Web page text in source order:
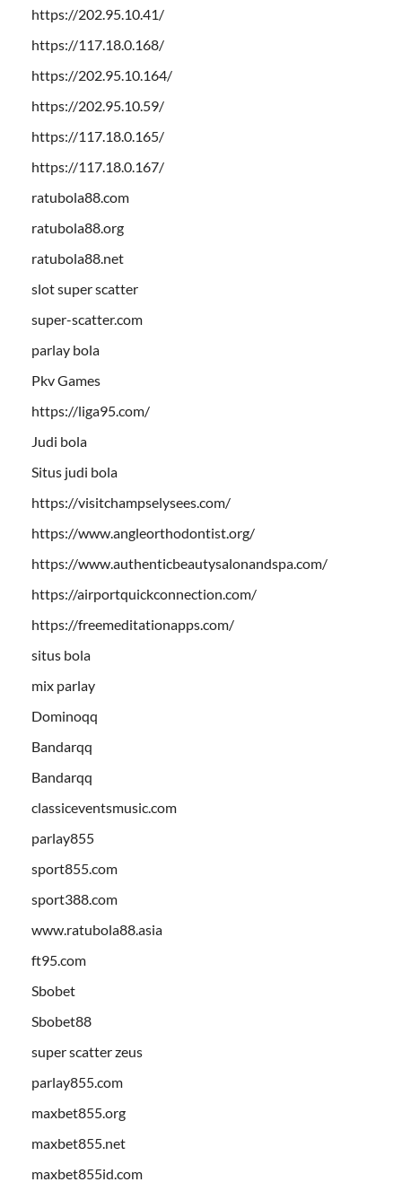
https://202.95.10.41/
https://117.18.0.168/
https://202.95.10.164/
https://202.95.10.59/
https://117.18.0.165/
https://117.18.0.167/
ratubola88.com
ratubola88.org
ratubola88.net
slot super scatter
super-scatter.com
parlay bola
Pkv Games
https://liga95.com/
Judi bola
Situs judi bola
https://visitchampselysees.com/
https://www.angleorthodontist.org/
https://www.authenticbeautysalonandspa.com/
https://airportquickconnection.com/
https://freemeditationapps.com/
situs bola
mix parlay
Dominoqq
Bandarqq
Bandarqq
classiceventsmusic.com
parlay855
sport855.com
sport388.com
www.ratubola88.asia
ft95.com
Sbobet
Sbobet88
super scatter zeus
parlay855.com
maxbet855.org
maxbet855.net
maxbet855id.com